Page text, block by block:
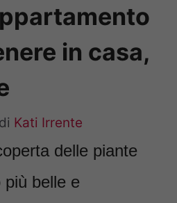
in casa,
di Kati Irrente
delle piante
più belle e